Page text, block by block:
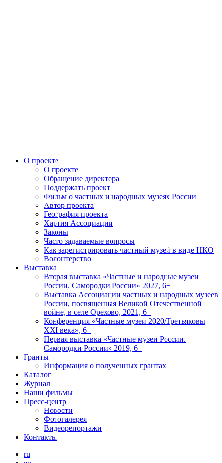
О проекте
О проекте
Обращение директора
Поддержать проект
Фильм о частных и народных музеях России
Автор проекта
География проекта
Хартия Ассоциации
Законы
Часто задаваемые вопросы
Как зарегистрировать частный музей в виде НКО
Волонтерство
Выставка
Вторая выставка «Частные и народные музеи
России. Самородки России» 2027, 6+
Выставка Ассоциации частных и народных музеев
России, посвященная Великой Отечественной
войне, в селе Орехово, 2021, 6+
Конференция «Частные музеи 2020/Третьяковы
XXI века», 6+
Первая выставка «Частные музеи России.
Самородки России» 2019, 6+
Гранты
Информация о полученных грантах
Каталог
Журнал
Наши фильмы
Пресс-центр
Новости
Фотогалерея
Видеорепортажи
Контакты
ru